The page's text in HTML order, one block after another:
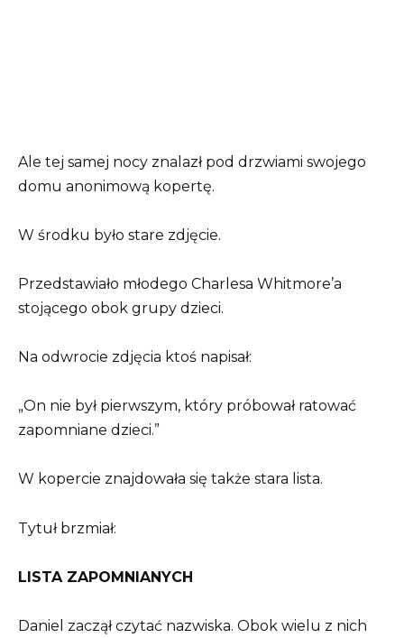
Ale tej samej nocy znalazł pod drzwiami swojego
domu anonimową kopertę.
W środku było stare zdjęcie.
Przedstawiało młodego Charlesa Whitmore’a
stojącego obok grupy dzieci.
Na odwrocie zdjęcia ktoś napisał:
„On nie był pierwszym, który próbował ratować
zapomniane dzieci.”
W kopercie znajdowała się także stara lista.
Tytuł brzmiał:
LISTA ZAPOMNIANYCH
Daniel zaczął czytać nazwiska. Obok wielu z nich